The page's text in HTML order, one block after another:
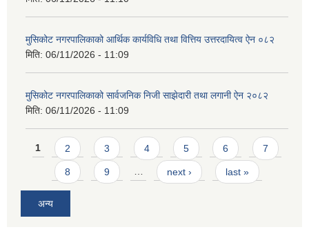
मुसिकोट नगरपालिकाको आर्थिक कार्यविधि तथा वित्तिय उत्तरदायित्व ऐन ०८२
मिति: 06/11/2026 - 11:09
मुसिकोट नगरपालिकाको सार्वजनिक निजी साझेदारी तथा लगानी ऐन २०८२
मिति: 06/11/2026 - 11:09
Pages
1 2 3 4 5 6 7
8 9 … next › last »
अन्य